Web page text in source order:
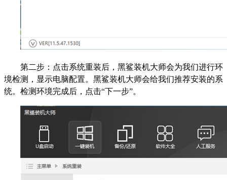
第二步：点击系统重装后，黑鲨装机大师会为我们进行环
境检测，显示电脑配置。黑鲨装机大师会给我们推荐安装的系
统。检测环境完成后，点击“下一步”。